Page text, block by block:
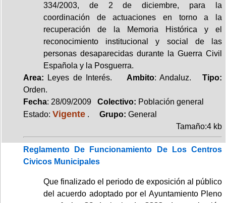
334/2003, de 2 de diciembre, para la
coordinación de actuaciones en torno a la
recuperación de la Memoria Histórica y el
reconocimiento institucional y social de las
personas desaparecidas durante la Guerra Civil
Española y la Posguerra.
Area: Leyes de Interés. Ambito: Andaluz.Tipo:
Orden.
Fecha: 28/09/2009 Colectivo: Población general
Estado: Vigente . Grupo: General
Tamaño:4 kb
Reglamento De Funcionamiento De Los Centros
Civicos Municipales
Que finalizado el periodo de exposición al público
del acuerdo adoptado por el Ayuntamiento Pleno